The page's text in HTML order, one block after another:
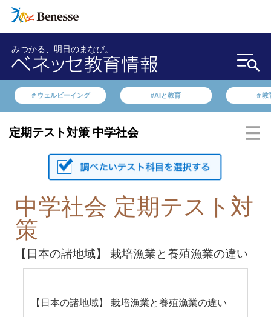
みつかる、明日のまなび。
＃ウェルビーイング #AIと教育 ＃教
定期テスト対策 中学社会
中学社会 定期テスト対
策
【日本の諸地域】 栽培漁業と養殖漁業の違い
【日本の諸地域】 栽培漁業と養殖漁業の違い